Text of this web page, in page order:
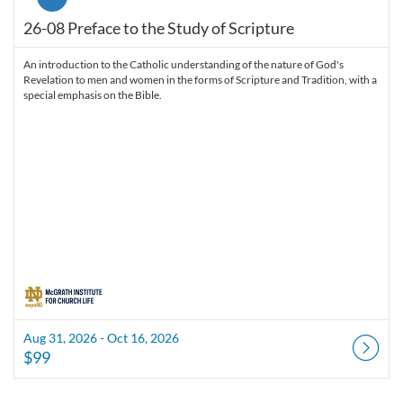
26-08 Preface to the Study of Scripture
An introduction to the Catholic understanding of the nature of God's
Revelation to men and women in the forms of Scripture and Tradition, with a
special emphasis on the Bible.
Aug 31, 2026 - Oct 16, 2026
$99